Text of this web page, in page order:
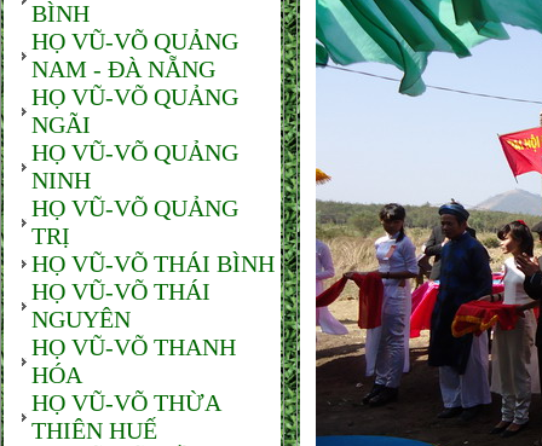
BÌNH
HỌ VŨ-VÕ QUẢNG
NAM - ĐÀ NẴNG
HỌ VŨ-VÕ QUẢNG
NGÃI
HỌ VŨ-VÕ QUẢNG
NINH
HỌ VŨ-VÕ QUẢNG
TRỊ
HỌ VŨ-VÕ THÁI BÌNH
HỌ VŨ-VÕ THÁI
NGUYÊN
HỌ VŨ-VÕ THANH
HÓA
HỌ VŨ-VÕ THỪA
THIÊN HUẾ